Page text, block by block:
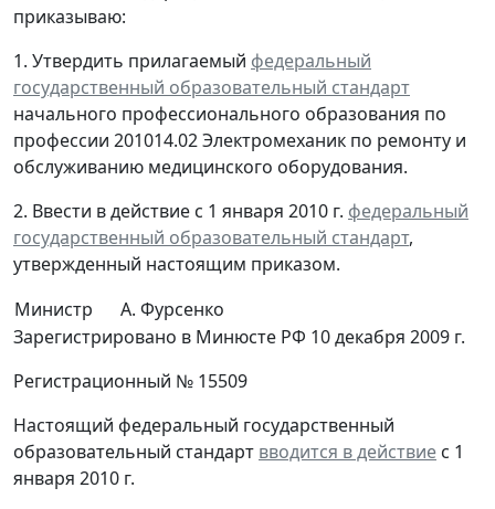
приказываю:
1. Утвердить прилагаемый федеральный
государственный образовательный стандарт
начального профессионального образования по
профессии 201014.02 Электромеханик по ремонту и
обслуживанию медицинского оборудования.
2. Ввести в действие с 1 января 2010 г. федеральный
государственный образовательный стандарт,
утвержденный настоящим приказом.
Министр
А. Фурсенко
Зарегистрировано в Минюсте РФ 10 декабря 2009 г.
Регистрационный № 15509
Настоящий федеральный государственный
образовательный стандарт вводится в действие с 1
января 2010 г.